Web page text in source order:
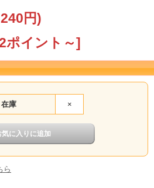
円)
イント～]
在庫 ×
ら